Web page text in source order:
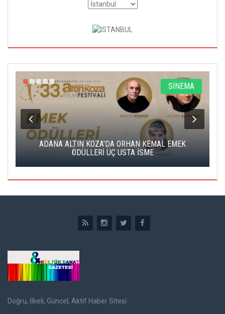
SİNEMA
ADANA ALTIN KOZA'DA ORHAN KEMAL EMEK
ÖDÜLLERİ ÜÇ USTA İSME
Doğru, İlkeli, Güncel, Aktif Haber Sitesi